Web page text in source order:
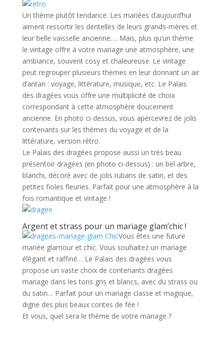
Un thème plutôt tendance. Les mariées d’aujourd’hui
aiment ressortir les dentelles de leurs grands-mères et
leur belle vaisselle ancienne…. Mais, plus qu’un thème
le vintage offre à votre mariage une atmosphère, une
ambiance, souvent cosy et chaleureuse. Le vintage
peut regrouper plusieurs thèmes en leur donnant un air
d’antan : voyage, littérature, musique, etc. Le Palais
des dragées vous offre une multiplicité de choix
correspondant à cette atmosphère doucement
ancienne. En photo ci-dessus, vous apercevrez de jolis
contenants sur les thèmes du voyage et de la
littérature, version rétro.
Le Palais des dragées propose aussi un très beau
présentoir dragées (en photo ci-dessus) : un bel arbre,
blanchi, décoré avec de jolis rubans de satin, et des
petites fioles fleuries. Parfait pour une atmosphère à la
fois romantique et vintage !
Argent et strass pour un mariage glam’chic !
Vous êtes une future
mariée glamour et chic. Vous souhaitez un mariage
élégant et raffiné… Le Palais des dragées vous
propose un vaste choix de contenants dragées
mariage dans les tons gris et blancs, avec du strass ou
du satin… Parfait pour un mariage classe et magique,
digne des plus beaux contes de fée !
Et vous, quel sera le thème de votre mariage ?